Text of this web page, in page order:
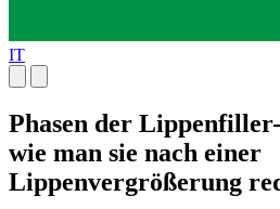
IT
Phasen der
wie man sie nach einer
Lippenvergrößerung